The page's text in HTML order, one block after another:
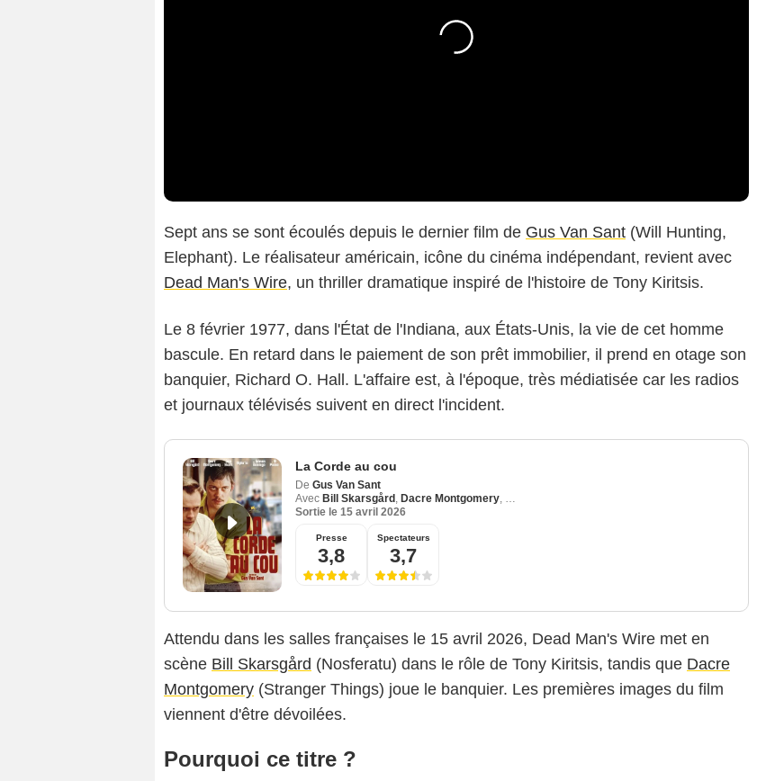
Sept ans se sont écoulés depuis le dernier film de Gus Van Sant (Will Hunting,
Elephant). Le réalisateur américain, icône du cinéma indépendant, revient avec
Dead Man's Wire, un thriller dramatique inspiré de l'histoire de Tony Kiritsis.
Le 8 février 1977, dans l'État de l'Indiana, aux États-Unis, la vie de cet homme
bascule. En retard dans le paiement de son prêt immobilier, il prend en otage son
banquier, Richard O. Hall. L'affaire est, à l'époque, très médiatisée car les radios
et journaux télévisés suivent en direct l'incident.
La Corde au cou
De Gus Van Sant
Avec Bill Skarsgård , Dacre Montgomery, Colman Domingo
Sortie le 15 avril 2026
Presse
3,8
Spectateurs
3,7
Attendu dans les salles françaises le 15 avril 2026, Dead Man's Wire met en
scène Bill Skarsgård (Nosferatu) dans le rôle de Tony Kiritsis, tandis que Dacre
Montgomery (Stranger Things) joue le banquier. Les premières images du film
viennent d'être dévoilées.
Pourquoi ce titre ?